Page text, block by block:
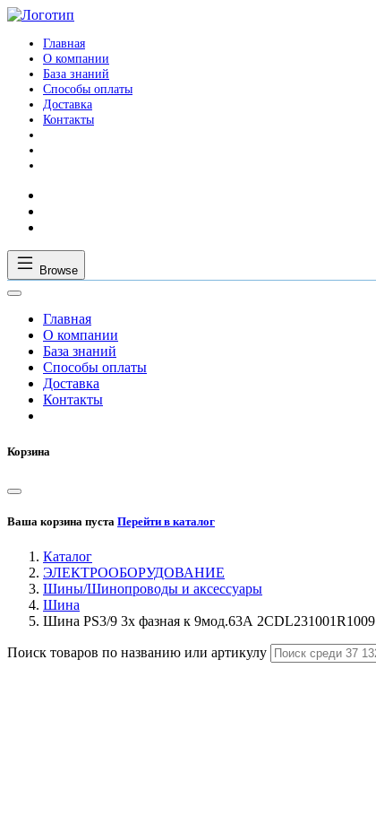
Главная
О компании
База знаний
Способы оплаты
Доставка
Контакты
Browse
Главная
О компании
База знаний
Способы оплаты
Доставка
Контакты
Корзина
Ваша корзина пуста Перейти в каталог
Каталог
ЭЛЕКТРООБОРУДОВАНИЕ
Шины/Шинопроводы и аксессуары
Шина
Шина PS3/9 3х фазная к 9мод.63А 2CDL231001R1009
Поиск товаров по названию или артикулу